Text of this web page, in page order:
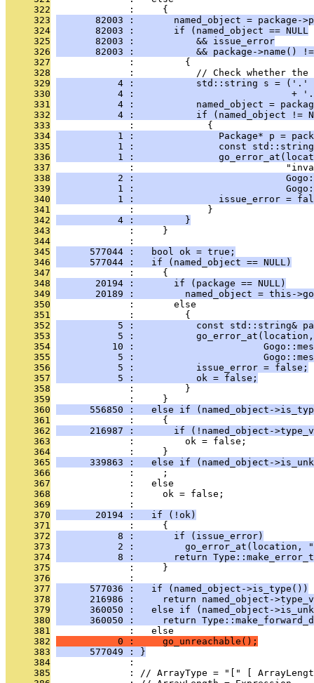
     322
              :     {
     323
82003 :       named_object = package-
     324
       82003 :       if (named_object == NULL
     325
       82003 :           && issue_error
     326
82003 :           && package->name()
     327
              :         {
     328
:           // Check whether the
     329
4 :           std::string s =
     330
4 :                            +
     331
4 :           named_object =
     332
4 :           if (named_object !=
     333
              :             {
     334
1 :               Package* p =
     335
1 :               const
     336
1 :
     337
:
     338
2 :
     339
1 :
     340
1 :               issue_error =
     341
              :             }
     342
           4 :         }
     343
              :     }
     344
              :
     345
      577044 :   bool ok = true;
     346
      577044 :   if (named_object == NULL)
     347
              :     {
     348
       20194 :       if (package == NULL)
     349
20189 :         named_object = this-
     350
              :       else
     351
              :         {
     352
5 :           const std::string&
     353
5 :
     354
10 :
     355
5 :
     356
           5 :           issue_error = false;
     357
           5 :           ok = false;
     358
              :         }
     359
              :     }
     360
556850 :   else if (named_object-
     361
              :     {
     362
216987 :       if (!named_object-
     363
              :         ok = false;
     364
              :     }
     365
339863 :   else if (named_object-
     366
              :     ;
     367
              :   else
     368
              :     ok = false;
     369
              :
     370
       20194 :   if (!ok)
     371
              :     {
     372
           8 :       if (issue_error)
     373
2 :         go_error_at(location,
     374
8 :       return
     375
              :     }
     376
              :
     377
      577036 :   if (named_object->is_type())
     378
216986 :     return named_object-
     379
360050 :   else if (named_object-
     380
360050 :     return
     381
              :   else
     382
           0 :     go_unreachable();
     383
      577049 : }
     384
              :
     385
: // ArrayType = "[" [